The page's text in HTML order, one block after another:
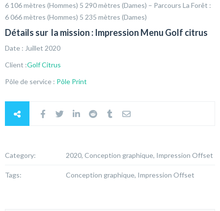
6 106 mètres (Hommes) 5 290 mètres (Dames) – Parcours La Forêt :
6 066 mètres (Hommes) 5 235 mètres (Dames)
Détails sur la mission : Impression Menu Golf citrus
Date : Juillet 2020
Client :Golf Citrus
Pôle de service : Pôle Print
Category: 2020, Conception graphique, Impression Offset
Tags: Conception graphique, Impression Offset